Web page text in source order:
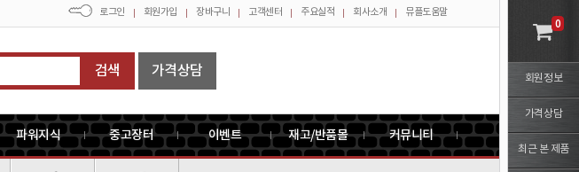
파워지식 중고장터 이벤트 재고/반품몰 커뮤니티
로그인 회원가입 장바구니 고객센터 주요실적 회사소개 뮤플도움말
검색 가격상담
0
회원정보
가격상담
최근 본 제품